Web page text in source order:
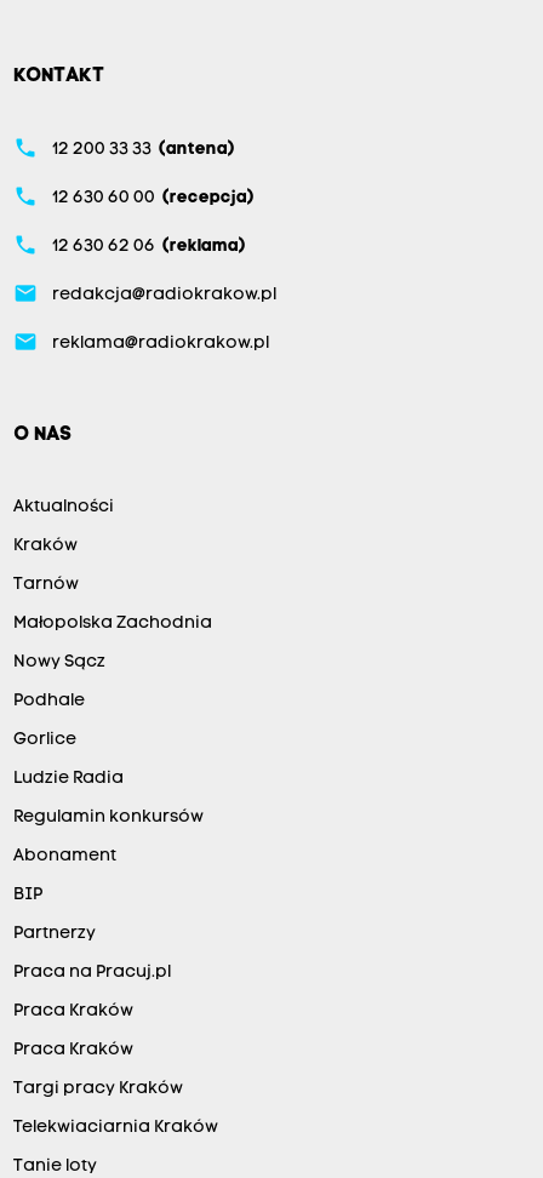
KONTAKT
phone 12 200 33 33 (antena)
phone 12 630 60 00 (recepcja)
phone 12 630 62 06 (reklama)
email redakcja@radiokrakow.pl
email reklama@radiokrakow.pl
O NAS
Aktualności
Kraków
Tarnów
Małopolska Zachodnia
Nowy Sącz
Podhale
Gorlice
Ludzie Radia
Regulamin konkursów
Abonament
BIP
Partnerzy
Praca na Pracuj.pl
Praca Kraków
Praca Kraków
Targi pracy Kraków
Telekwiaciarnia Kraków
Tanie loty